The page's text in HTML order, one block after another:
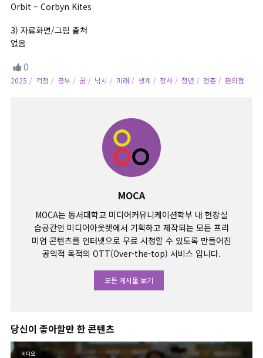
Orbit – Corbyn Kites
3) 자료화면/그림 출처
없음
0
2025 걱정 공부 꿈 낚시 미래 생계 장사 청년 청춘 편의점
MOCA
MOCA는 동서대학교 미디어커뮤니케이션학부 내 현장실
습공간인 미디어아웃렛에서 기획하고 제작되는 모든 프리
미엄 콘텐츠를 인터넷으로 무료 시청할 수 있도록 만들어진
공익적 목적의 OTT(Over-the-top) 서비스 입니다.
모든 게시물 보기
당신이 좋아할만 한 콘텐츠
비디오